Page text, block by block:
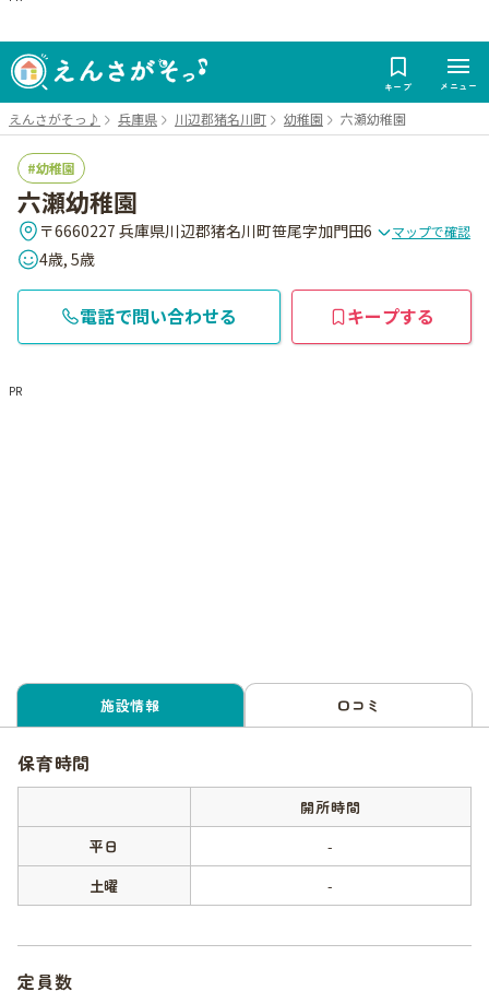
キープ メニュー
えんさがそっ♪ 兵庫県 川辺郡猪名川町 幼稚園 六瀬幼稚園
幼稚園
六瀬幼稚園
〒6660227 兵庫県川辺郡猪名川町笹尾字加門田6 マップで確認
4歳, 5歳
電話で問い合わせる キープする
PR
施設情報 口コミ
保育時間
開所時間
平日
-
土曜
-
定員数